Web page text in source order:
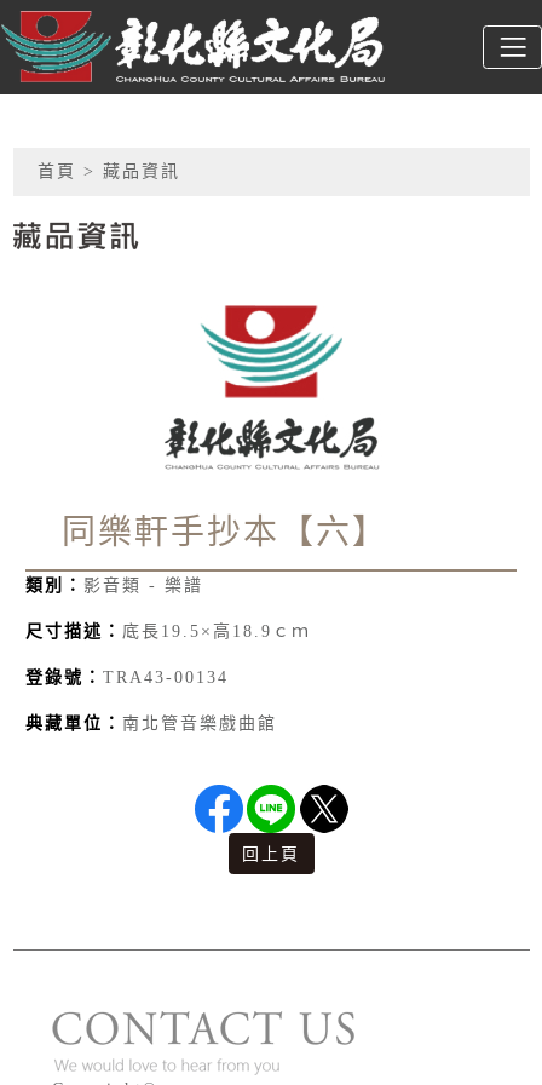
跳到主要內容
彰化縣文化局
網頁導覽
:::
首頁 > 藏品資訊
藏品資訊
同樂軒手抄本【六】
類別： 影音類 - 樂譜
尺寸描述： 底長19.5×高18.9ｃｍ
登錄號： TRA43-00134
典藏單位： 南北管音樂戲曲館
回上頁
版權宣告